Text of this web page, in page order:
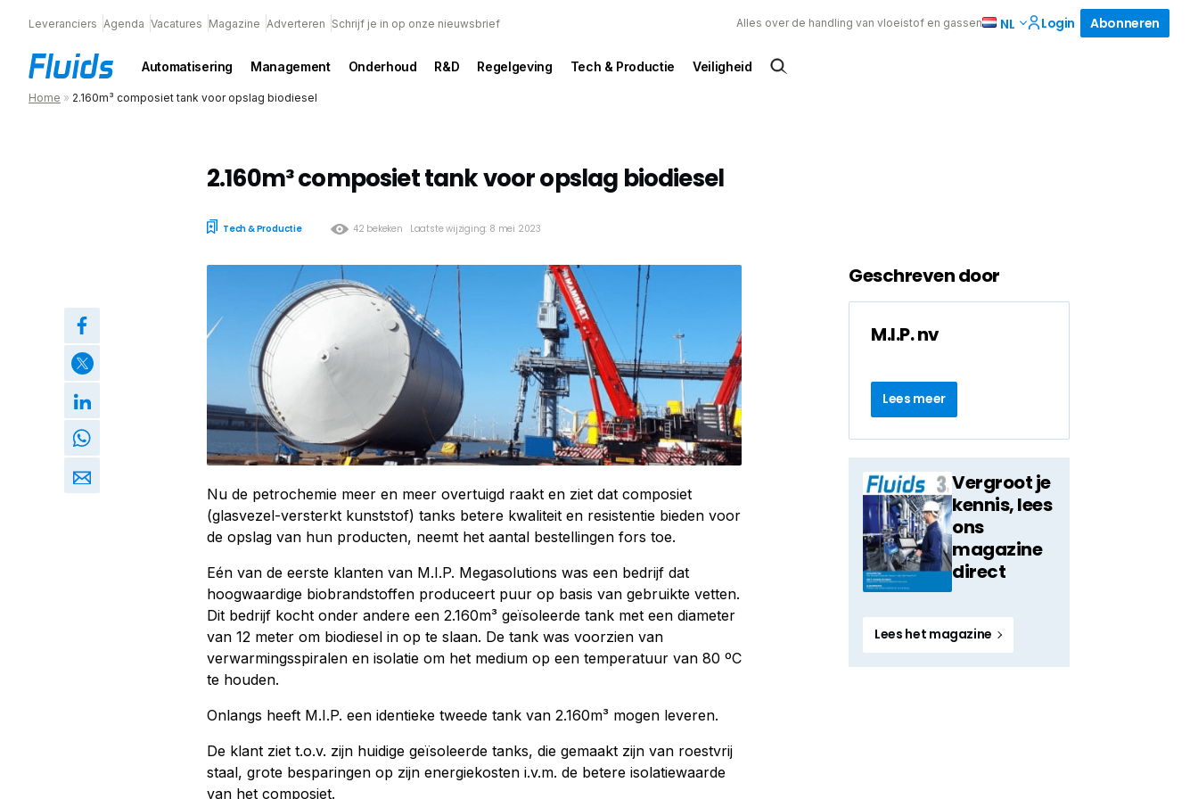
Leveranciers Agenda Vacatures Magazine Adverteren Schrijf je in op onze nieuwsbrief Alles over de handling van vloeistof en gassen NL Login Abonneren
Automatisering Management Onderhoud R&D Regelgeving Tech & Productie Veiligheid
Home » 2.160m³ composiet tank voor opslag biodiesel
2.160m³ composiet tank voor opslag biodiesel
Tech & Productie 42 bekeken Laatste wijziging: 8 mei 2023
Nu de petrochemie meer en meer overtuigd raakt en ziet dat composiet
(glasvezel-versterkt kunststof) tanks betere kwaliteit en resistentie bieden voor
de opslag van hun producten, neemt het aantal bestellingen fors toe.
Eén van de eerste klanten van M.I.P. Megasolutions was een bedrijf dat
hoogwaardige biobrandstoffen produceert puur op basis van gebruikte vetten.
Dit bedrijf kocht onder andere een 2.160m³ geïsoleerde tank met een diameter
van 12 meter om biodiesel in op te slaan. De tank was voorzien van
verwarmingsspiralen en isolatie om het medium op een temperatuur van 80 ºC
te houden.
Onlangs heeft M.I.P. een identieke tweede tank van 2.160m³ mogen leveren.
De klant ziet t.o.v. zijn huidige geïsoleerde tanks, die gemaakt zijn van roestvrij
staal, grote besparingen op zijn energiekosten i.v.m. de betere isolatiewaarde
van het composiet.
Geschreven door
M.I.P. nv
Lees meer
Vergroot je
kennis, lees
ons
magazine
direct
Lees het magazine